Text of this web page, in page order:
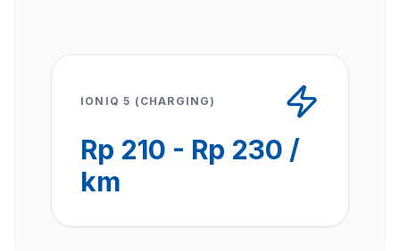
IONIQ 5 (CHARGING)
Rp 210 - Rp 230 /
km